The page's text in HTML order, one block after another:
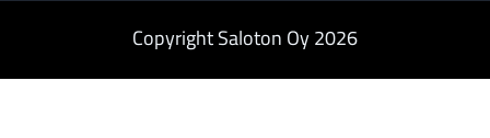
Copyright Saloton Oy 2026